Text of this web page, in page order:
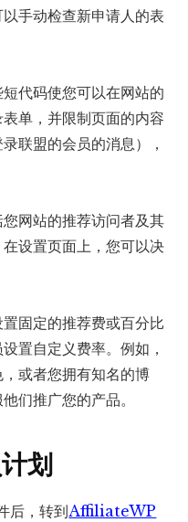
手动检查新申请人的表
代码使您可以在网站的
单，并限制页面的内容
联盟的会员的消息），
网站的推荐访问者及其
设置页面上，您可以决
固定的推荐费或百分比
置自定义费率。例如，
或者您拥有知名的博
们推广您的产品。
划
后，转到AffiliateWP